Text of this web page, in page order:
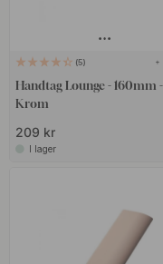
5 +
Handtag Lounge - 160mm -
Krom
209 kr
I lager